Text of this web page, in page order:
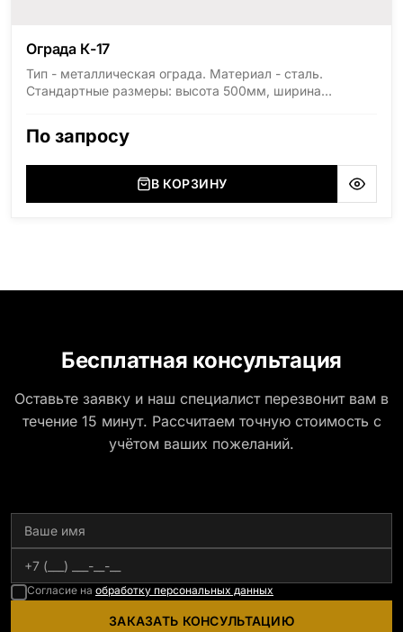
Ограда К-17
Тип - металлическая ограда. Материал - сталь.
Стандартные размеры: высота 500мм, ширина
По запросу
В КОРЗИНУ
Бесплатная консультация
Оставьте заявку и наш специалист перезвонит вам в
течение 15 минут. Рассчитаем точную стоимость с
учётом ваших пожеланий.
Согласие на обработку персональных данных
ЗАКАЗАТЬ КОНСУЛЬТАЦИЮ